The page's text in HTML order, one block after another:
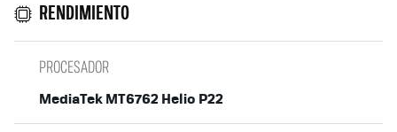
RENDIMIENTO
PROCESADOR
MediaTek MT6762 Helio P22